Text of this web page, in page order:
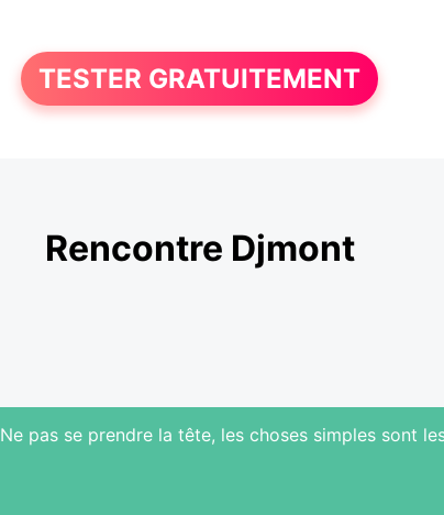
TESTER GRATUITEMENT
Rencontre Djmont
Ne pas se prendre la tête, les choses simples sont